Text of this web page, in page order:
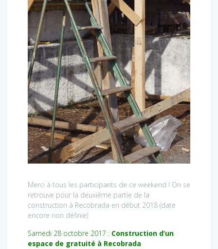
Merci à tous les participants de ce weekend ! On se
retrouve pour la deuxième partie de la
construction à Recobrada en début 2018 (date
encore non définie)
Samedi 28 octobre 2017 : Construction d’un
espace de gratuité à Recobrada